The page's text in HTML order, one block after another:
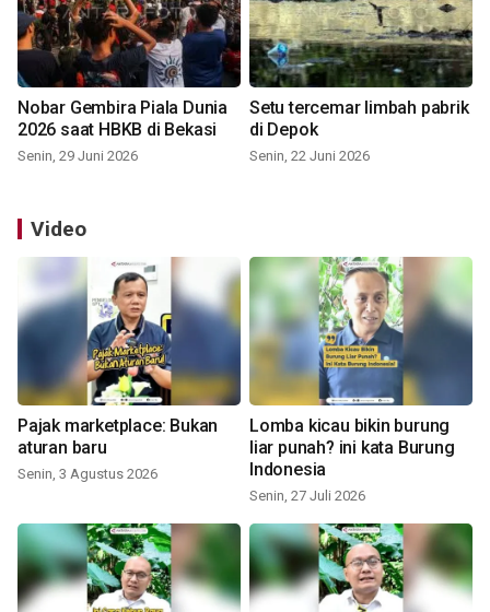
Nobar Gembira Piala Dunia
2026 saat HBKB di Bekasi
Senin, 29 Juni 2026
Setu tercemar limbah pabrik
di Depok
Senin, 22 Juni 2026
Video
Pajak marketplace: Bukan
aturan baru
Senin, 3 Agustus 2026
Lomba kicau bikin burung
liar punah? ini kata Burung
Indonesia
Senin, 27 Juli 2026